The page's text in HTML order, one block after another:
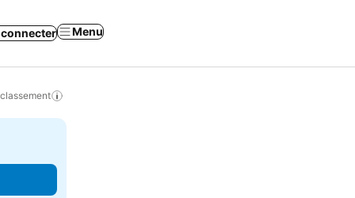
connecter Menu